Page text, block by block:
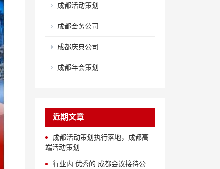
成都活动策划
成都会务公司
成都庆典公司
成都年会策划
近期文章
成都活动策划执行落地，成都高
端活动策划
行业内 优秀的 成都会议接待公